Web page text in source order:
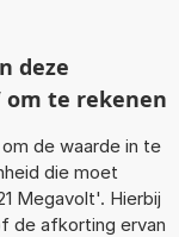
deze
om te rekenen
de waarde in te
die moet
Megavolt'. Hierbij
de afkorting ervan